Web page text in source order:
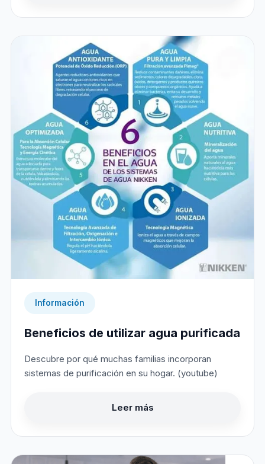
Información
Beneficios de utilizar agua purificada
Descubre por qué muchas familias incorporan
sistemas de purificación en su hogar. (youtube)
Leer más